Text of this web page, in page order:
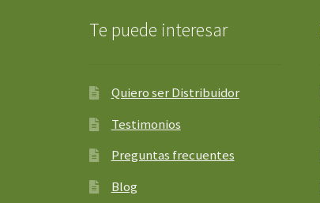
Te puede interesar
Quiero ser Distribuidor
Testimonios
Preguntas frecuentes
Blog